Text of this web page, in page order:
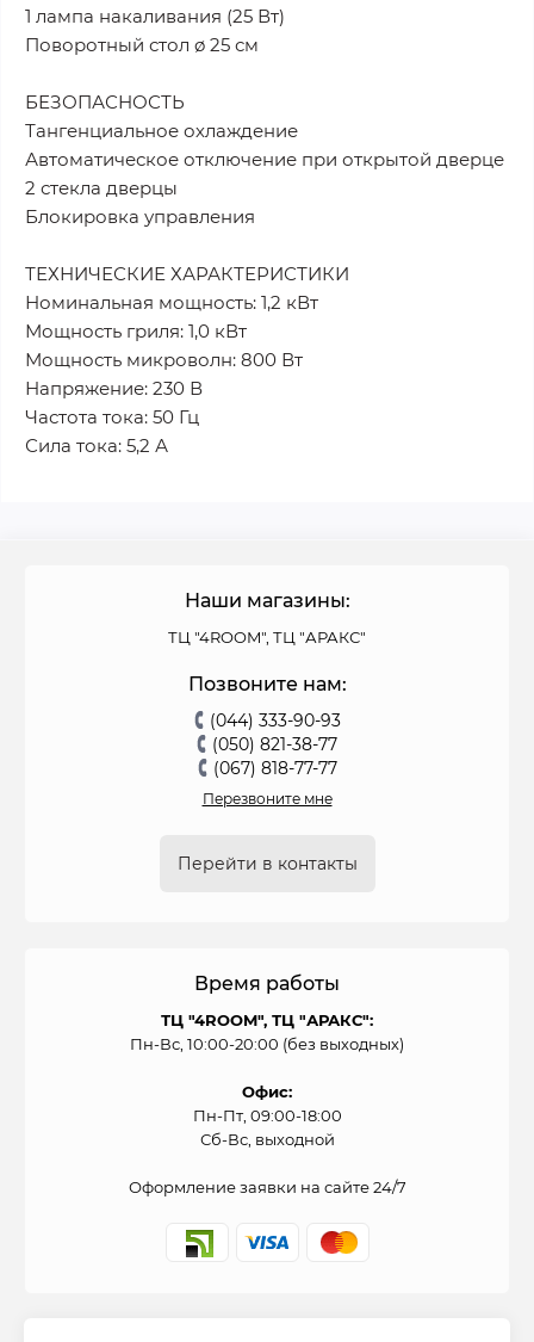
1 лампа накаливания (25 Вт)
Поворотный стол ø 25 см
БЕЗОПАСНОСТЬ
Тангенциальное охлаждение
Автоматическое отключение при открытой дверце
2 стекла дверцы
Блокировка управления
ТЕХНИЧЕСКИЕ ХАРАКТЕРИСТИКИ
Номинальная мощность: 1,2 кВт
Мощность гриля: 1,0 кВт
Мощность микроволн: 800 Вт
Напряжение: 230 В
Частота тока: 50 Гц
Сила тока: 5,2 А
Наши магазины:
ТЦ "4ROOM", ТЦ "АРАКС"
Позвоните нам:
(044) 333-90-93
(050) 821-38-77
(067) 818-77-77
Перезвоните мне
Перейти в контакты
Время работы
ТЦ "4ROOM", ТЦ "АРАКС":
Пн-Вс, 10:00-20:00 (без выходных)
Офис:
Пн-Пт, 09:00-18:00
Сб-Вс, выходной
Оформление заявки на сайте 24/7